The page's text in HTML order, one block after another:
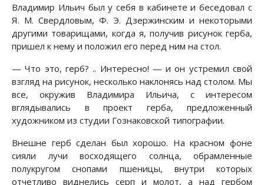
Владимир Ильич был у себя в кабинете и беседовал с
Я. М. Свердловым, Ф. Э. Дзержинским и некоторыми
другими товарищами, когда я, получив рисунок герба,
пришел к нему и положил его перед ним на стол.
— Что это, герб? .. Интересно! — и он устремил свой
взгляд на рисунок, несколько наклонясь над столом. Мы
все, окружив Владимира Ильича, с интересом
вглядывались в проект герба, предложенный
художником из студии Гознаковской типографии.
Внешне герб сделан был хорошо. На красном фоне
сияли лучи восходящего солнца, обрамленные
полукругом снопами пшеницы, внутри которых
отчетливо виднелись серп и молот, а над гербом